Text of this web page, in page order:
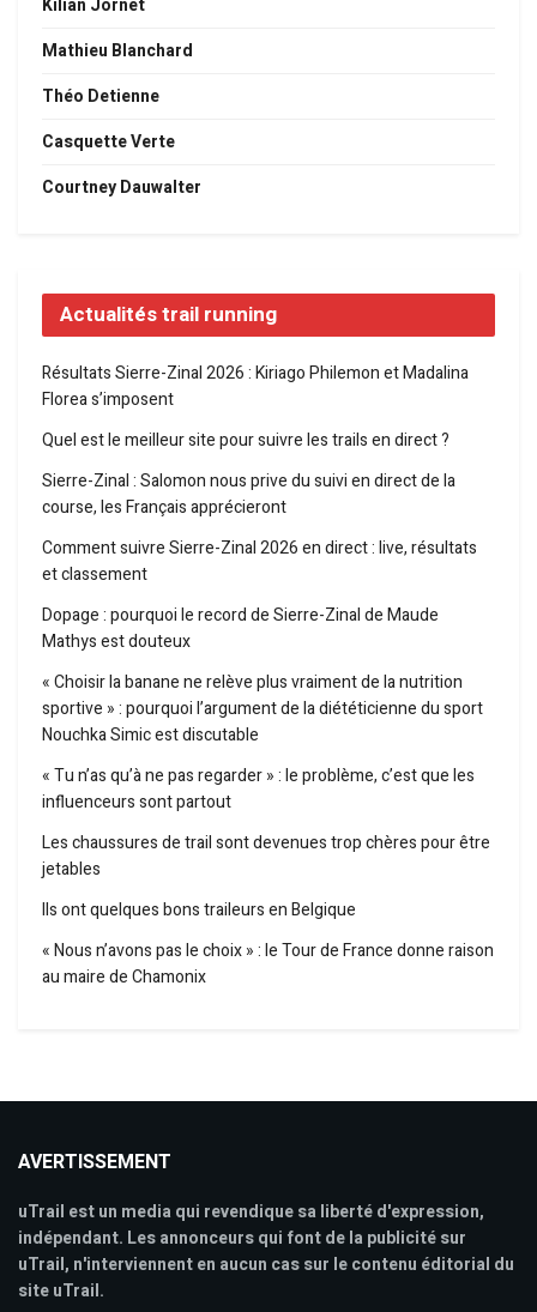
Mathieu Blanchard
Théo Detienne
Casquette Verte
Courtney Dauwalter
Actualités trail running
Résultats Sierre-Zinal 2026 : Kiriago Philemon et Madalina
Florea s’imposent
Quel est le meilleur site pour suivre les trails en direct ?
Sierre-Zinal : Salomon nous prive du suivi en direct de la
course, les Français apprécieront
Comment suivre Sierre-Zinal 2026 en direct : live, résultats
et classement
Dopage : pourquoi le record de Sierre-Zinal de Maude
Mathys est douteux
« Choisir la banane ne relève plus vraiment de la nutrition
sportive » : pourquoi l’argument de la diététicienne du sport
Nouchka Simic est discutable
« Tu n’as qu’à ne pas regarder » : le problème, c’est que les
influenceurs sont partout
Les chaussures de trail sont devenues trop chères pour être
jetables
Ils ont quelques bons traileurs en Belgique
« Nous n’avons pas le choix » : le Tour de France donne raison
au maire de Chamonix
AVERTISSEMENT
uTrail est un media qui revendique sa liberté d'expression,
indépendant. Les annonceurs qui font de la publicité sur
uTrail, n'interviennent en aucun cas sur le contenu éditorial du
site uTrail.